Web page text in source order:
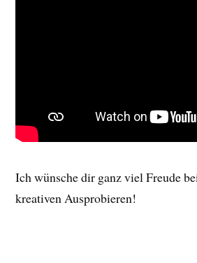
Ich wünsche dir ganz viel Freude
kreativen Ausprobieren!